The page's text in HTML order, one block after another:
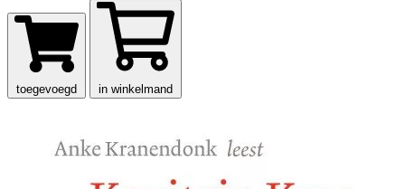
toegevoegd in winkelmand